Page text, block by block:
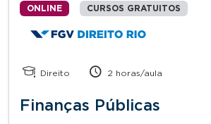
ONLINE CURSOS GRATUITOS
Direito 2 horas/aula
Finanças Públicas